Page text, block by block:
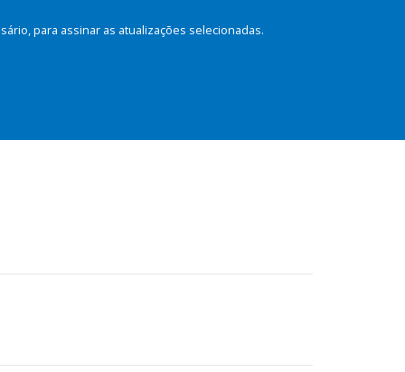
para assinar as atualizações selecionadas.